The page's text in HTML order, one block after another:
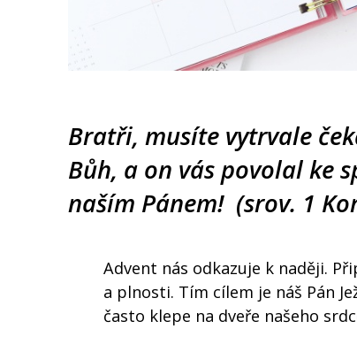
Bratři, musíte vytrvale
Bůh, a on vás povolal ke
naším Pánem! (srov. 1
Advent nás odkazuje k naději.
a plnosti. Tím cílem je náš Pán
často klepe na dveře našeho